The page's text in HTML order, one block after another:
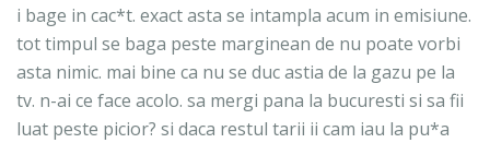
i bage in cac*t. exact asta se intampla acum in emisiune.
tot timpul se baga peste marginean de nu poate vorbi
asta nimic. mai bine ca nu se duc astia de la gazu pe la
tv. n-ai ce face acolo. sa mergi pana la bucuresti si sa fii
luat peste picior? si daca restul tarii ii cam iau la pu*a